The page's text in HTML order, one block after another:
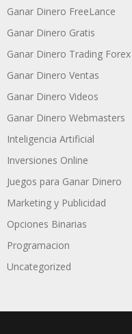
Ganar Dinero FreeLance
Ganar Dinero Gratis
Ganar Dinero Trading Forex
Ganar Dinero Ventas
Ganar Dinero Videos
Ganar Dinero Webmasters
Inteligencia Artificial
Inversiones Online
Juegos para Ganar Dinero
Marketing y Publicidad
Opciones Binarias
Programacion
Uncategorized